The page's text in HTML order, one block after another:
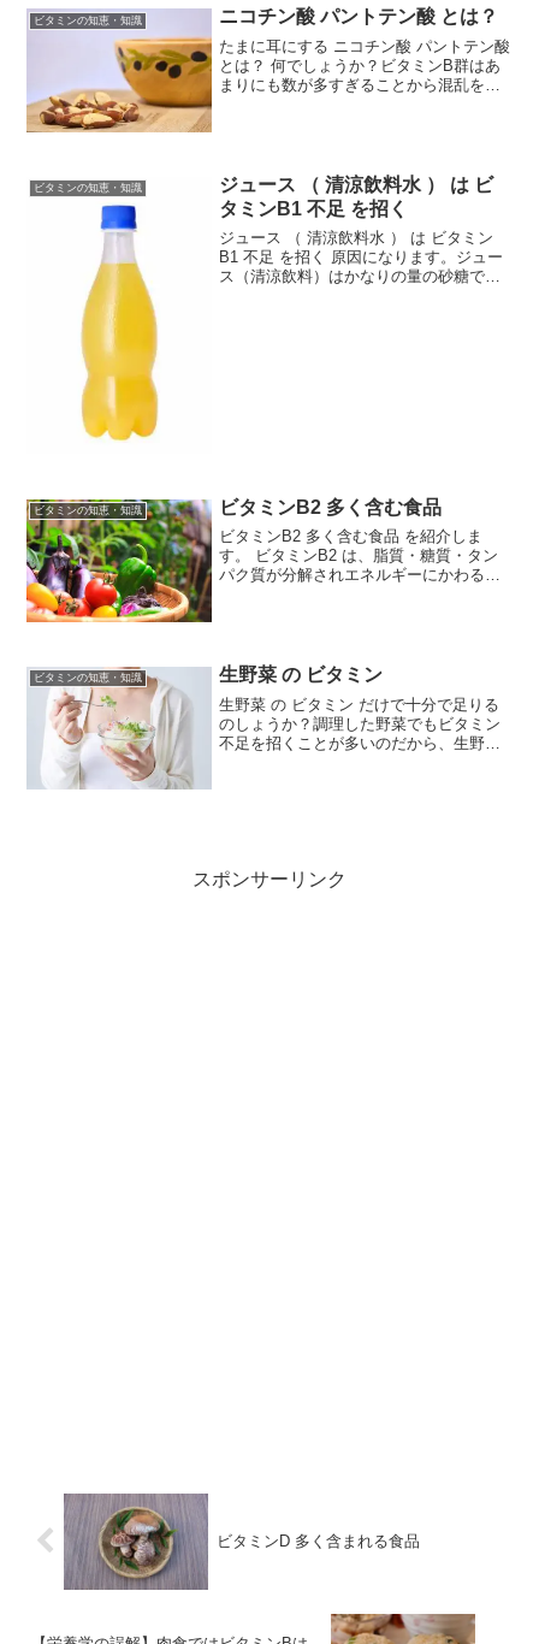
ビタミンの知恵・知識 ニコチン酸 パントテン酸 とは？
たまに耳にする ニコチン酸 パントテン酸
とは？ 何でしょうか？ビタミンB群はあ
まりにも数が多すぎることから混乱を避
ビタミンの知恵・知識
ジュース （ 清涼飲料水 ） は ビ
タミンB1 不足 を招く
ジュース （ 清涼飲料水 ） は ビタミン
B1 不足 を招く 原因になります。ジュー
ス（清涼飲料）はかなりの量の砂糖で昧
ビタミンの知恵・知識 ビタミンB2 多く含む食品
ビタミンB2 多く含む食品 を紹介しま
す。 ビタミンB2 は、脂質・糖質・タン
パク質が分解されエネルギーにかわる際
ビタミンの知恵・知識 生野菜 の ビタミン
生野菜 の ビタミン だけで十分で足りる
のしょうか？調理した野菜でもビタミン
不足を招くことが多いのだから、生野菜
スポンサーリンク
ビタミンD 多く含まれる食品